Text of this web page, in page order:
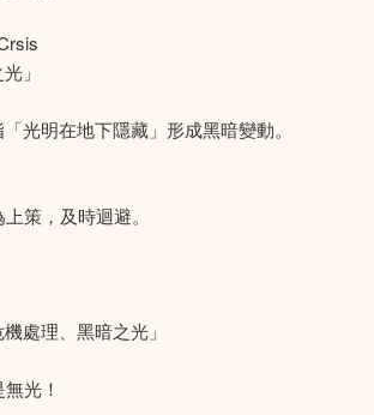
」
光明在地下隱藏」形成黑暗變動。
策，及時迴避。
處理、黑暗之光」
光！